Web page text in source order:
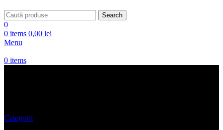
Search
0
0 items 0,00 lei
Menu
0 items
Categorii